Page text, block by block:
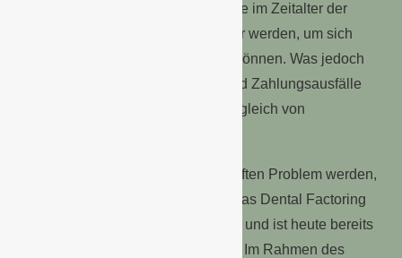
Raum für sinnvolle Investitionen, die im Zeitalter der
Digitalisierung zusehends wichtiger werden, um sich
gegen Mitbewerber behaupten zu können. Was jedoch
der Liquidität oft im Wege steht, sind Zahlungsausfälle
und lange Wartezeiten auf den Ausgleich von
Damit diese nicht zu einem ernsthaften Problem werden,
haben Zahnärzte die Möglichkeit, das Dental Factoring
zu nutzen. Das Prinzip ist nicht neu und ist heute bereits
in vielen Branchen gang und gäbe. Im Rahmen des